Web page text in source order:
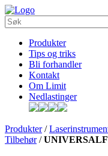
Produkter
Tips og triks
Bli forhandler
Kontakt
Om Limit
Nedlastinger
Produkter/
Tilbehør/